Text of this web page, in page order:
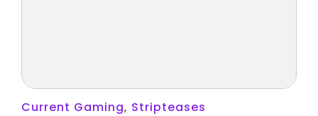
Current Gaming, Stripteases